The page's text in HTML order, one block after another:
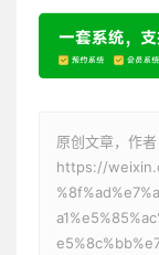
原创文章，作
https://